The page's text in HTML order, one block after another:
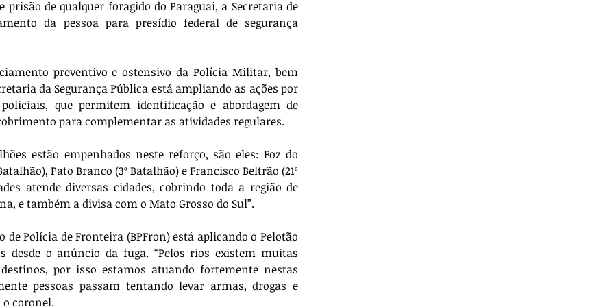
prisão de qualquer foragido do Paraguai, a Secretaria de
da pessoa para presídio federal de segurança
preventivo e ostensivo da Polícia Militar, bem
da Segurança Pública está ampliando as ações por
que permitem identificação e abordagem de
para complementar as atividades regulares.
estão empenhados neste reforço, são eles: Foz do
Pato Branco (3º Batalhão) e Francisco Beltrão (21º
atende diversas cidades, cobrindo toda a região de
e também a divisa com o Mato Grosso do Sul”.
de Polícia de Fronteira (BPFron) está aplicando o Pelotão
desde o anúncio da fuga. “Pelos rios existem muitas
por isso estamos atuando fortemente nestas
pessoas passam tentando levar armas, drogas e
coronel.